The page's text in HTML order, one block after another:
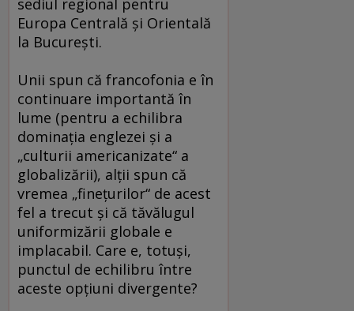
sediul regional pentru
Europa Centrală şi Orientală
la Bucureşti.
Unii spun că francofonia e în
continuare importantă în
lume (pentru a echilibra
dominaţia englezei şi a
„culturii americanizate“ a
globalizării), alţii spun că
vremea „fineţurilor“ de acest
fel a trecut şi că tăvălugul
uniformizării globale e
implacabil. Care e, totuşi,
punctul de echilibru între
aceste opţiuni divergente?